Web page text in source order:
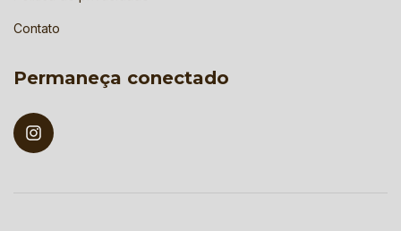
Contato
Permaneça conectado